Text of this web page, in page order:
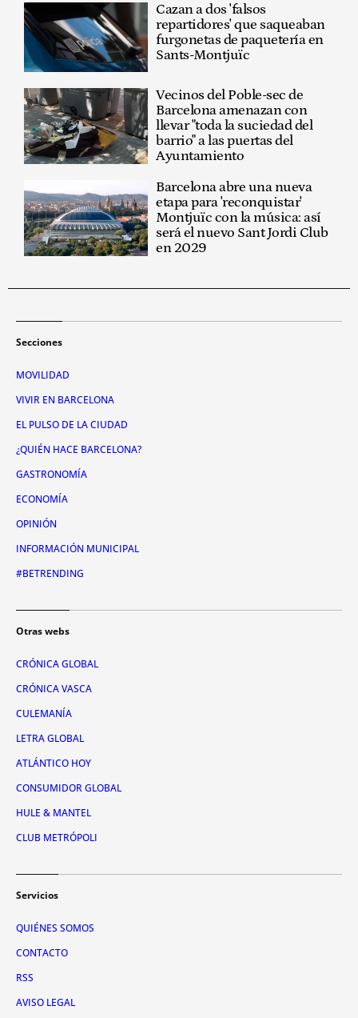
Cazan a dos 'falsos
repartidores' que saqueaban
furgonetas de paquetería en
Sants-Montjuïc
Vecinos del Poble-sec de
Barcelona amenazan con
llevar "toda la suciedad del
barrio" a las puertas del
Ayuntamiento
Barcelona abre una nueva
etapa para 'reconquistar'
Montjuïc con la música: así
será el nuevo Sant Jordi Club
en 2029
Secciones
MOVILIDAD
VIVIR EN BARCELONA
EL PULSO DE LA CIUDAD
¿QUIÉN HACE BARCELONA?
GASTRONOMÍA
ECONOMÍA
OPINIÓN
INFORMACIÓN MUNICIPAL
#BETRENDING
Otras webs
CRÓNICA GLOBAL
CRÓNICA VASCA
CULEMANÍA
LETRA GLOBAL
ATLÁNTICO HOY
CONSUMIDOR GLOBAL
HULE & MANTEL
CLUB METRÓPOLI
Servicios
QUIÉNES SOMOS
CONTACTO
RSS
AVISO LEGAL